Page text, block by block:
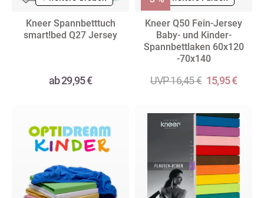
Kneer Spannbetttuch
smart!bed Q27 Jersey
ab 29,95 €
Kneer Q50 Fein-Jersey
Baby- und Kinder-
Spannbettlaken 60x120
-70x140
UVP 16,45 € 15,95 €